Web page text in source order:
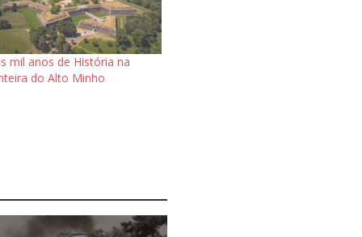
mil anos de História na
do Alto Minho